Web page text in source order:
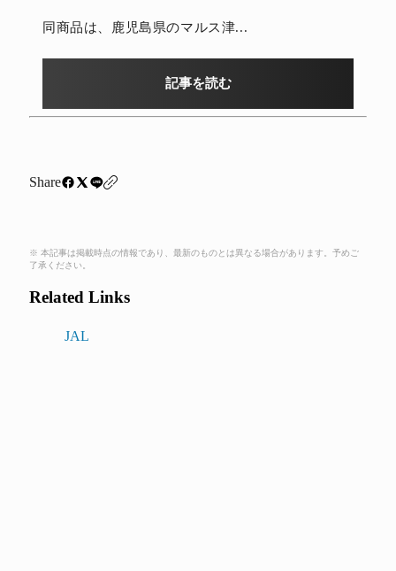
同商品は、鹿児島県のマルス津...
記事を読む
Share
※ 本記事は掲載時点の情報であり、最新のものとは異なる場合があります。予めご
了承ください。
Related Links
JAL